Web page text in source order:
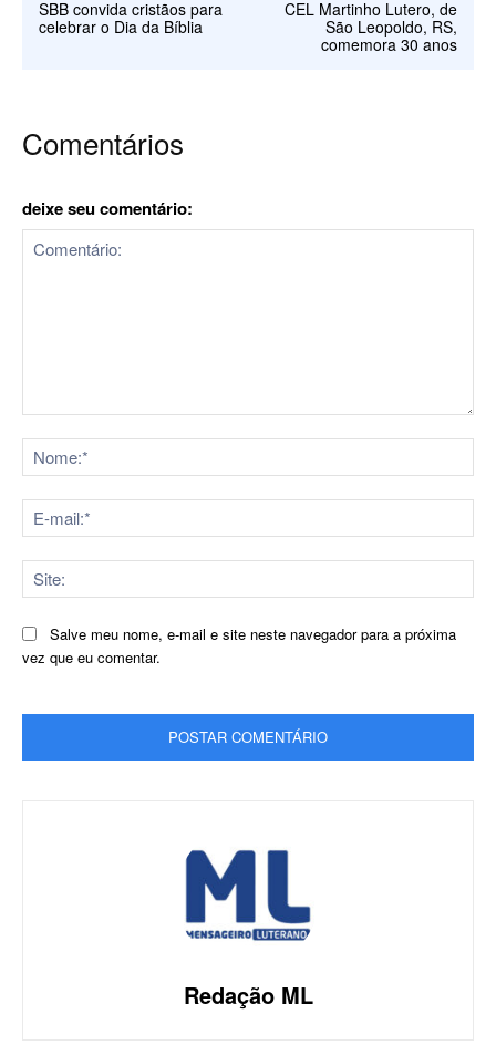
SBB convida cristãos para
celebrar o Dia da Bíblia
CEL Martinho Lutero, de
São Leopoldo, RS,
comemora 30 anos
Comentários
deixe seu comentário:
Salve meu nome, e-mail e site neste navegador para a próxima
vez que eu comentar.
Redação ML